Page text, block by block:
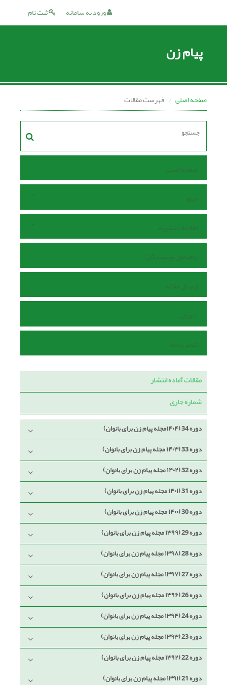
ثبت نام ورود به سامانه
پیام زن
صفحه اصلی فهرست مقالات
صفحه اصلی
مرور
اطلاعات نشریه
راهنمای نویسندگان
ارسال مقاله
داوران
تماس با ما
مقالات آماده انتشار
شماره جاری
دوره 34 (۱۴۰۴مجله پیام زن برای بانوان)
دوره 33 (۱۴۰۳ مجله پیام زن برای بانوان)
دوره 32 (۱۴۰۲ مجله پیام زن برای بانوان)
دوره 31 (۱۴۰۱ مجله پیام زن برای بانوان)
دوره 30 (۱۴۰۰ مجله پیام زن برای بانوان)
دوره 29 (۱۳۹۹ مجله پیام زن برای بانوان)
دوره 28 (۱۳۹۸ مجله پیام زن برای بانوان)
دوره 27 (۱۳۹۷ مجله پیام زن برای بانوان)
دوره 26 (۱۳۹۶ مجله پیام زن برای بانوان)
دوره 24 (۱۳۹۴ مجله پیام زن برای بانوان)
دوره 23 (۱۳۹۳ مجله پیام زن برای بانوان)
دوره 22 (۱۳۹۲ مجله پیام زن برای بانوان)
دوره 21 (۱۳۹۱ مجله پیام زن برای بانوان)